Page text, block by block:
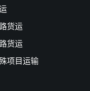
货运
货运
项目运输